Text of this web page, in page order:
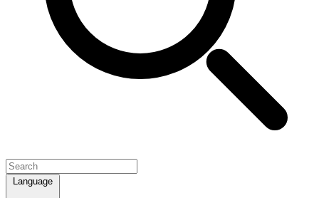
Language